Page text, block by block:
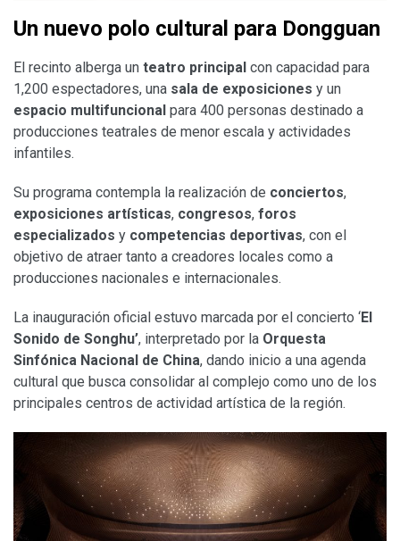
Un nuevo polo cultural para Dongguan
El recinto alberga un teatro principal con capacidad para
1,200 espectadores, una sala de exposiciones y un
espacio multifuncional para 400 personas destinado a
producciones teatrales de menor escala y actividades
infantiles.
Su programa contempla la realización de conciertos,
exposiciones artísticas, congresos, foros
especializados y competencias deportivas, con el
objetivo de atraer tanto a creadores locales como a
producciones nacionales e internacionales.
La inauguración oficial estuvo marcada por el concierto ‘El
Sonido de Songhu’, interpretado por la Orquesta
Sinfónica Nacional de China, dando inicio a una agenda
cultural que busca consolidar al complejo como uno de los
principales centros de actividad artística de la región.